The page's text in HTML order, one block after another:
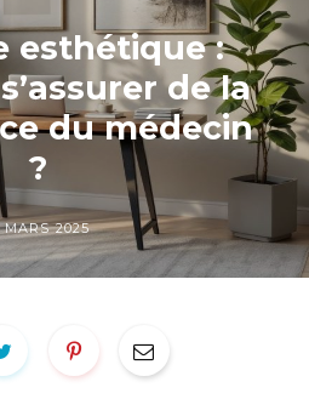
esthétique :
de la
du médecin
?
MARS 2025